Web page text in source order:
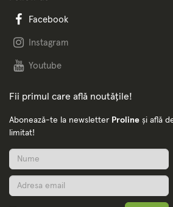
Facebook
Instagram
Youtube
Fii primul care află noutățile!
Abonează-te la newsletter Proline și află
limitat!